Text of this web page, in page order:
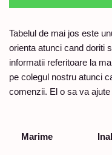
Tabelul de mai jos este
orienta atunci cand doriti
informatii referitoare la
pe colegul nostru atunci
comenzii. El o sa va
Marime